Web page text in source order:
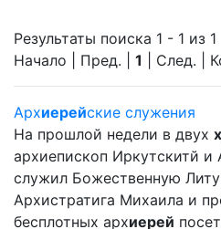
Результаты поиска 1 - 1 из 1
Начало | Пред. | 1 | След. |
Архиерейские служения
На прошлой недели в двух
архиепископ Иркутскитй и
служил Божественную
Архистратига Михаила и
бесплотных архиерей